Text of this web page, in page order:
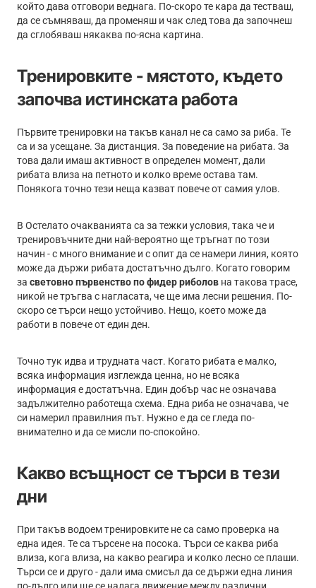
който дава отговори веднага. По-скоро те кара да тестваш,
да се съмняваш, да променяш и чак след това да започнеш
да сглобяваш някаква по-ясна картина.
Тренировките - мястото, където
започва истинската работа
Първите тренировки на такъв канал не са само за риба. Те
са и за усещане. За дистанция. За поведение на рибата. За
това дали имаш активност в определен момент, дали
рибата влиза на петното и колко време остава там.
Понякога точно тези неща казват повече от самия улов.
В Остелато очакванията са за тежки условия, така че и
тренировъчните дни най-вероятно ще тръгнат по този
начин - с много внимание и с опит да се намери линия, която
може да държи рибата достатъчно дълго. Когато говорим
за световно първенство по фидер риболов на такова трасе,
никой не тръгва с нагласата, че ще има лесни решения. По-
скоро се търси нещо устойчиво. Нещо, което може да
работи в повече от един ден.
Точно тук идва и трудната част. Когато рибата е малко,
всяка информация изглежда ценна, но не всяка
информация е достатъчна. Един добър час не означава
задължително работеща схема. Една риба не означава, че
си намерил правилния път. Нужно е да се гледа по-
внимателно и да се мисли по-спокойно.
Какво всъщност се търси в тези
дни
При такъв водоем тренировките не са само проверка на
една идея. Те са търсене на посока. Търси се каква риба
влиза, кога влиза, на какво реагира и колко лесно се плаши.
Търси се и друго - дали има смисъл да се държи една линия